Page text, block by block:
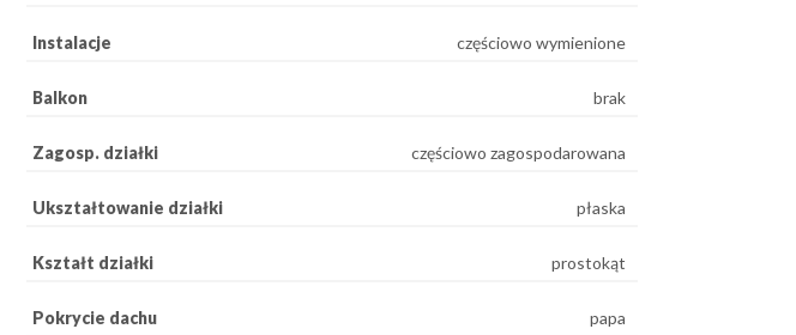
Instalacje częściowo wymienione
Balkon brak
Zagosp. działki częściowo zagospodarowana
Ukształtowanie działki płaska
Kształt działki prostokąt
Pokrycie dachu papa